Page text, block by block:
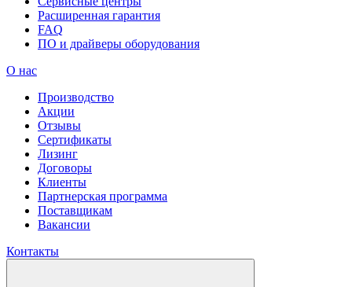
Расширенная гарантия
FAQ
ПО и драйверы оборудования
О нас
Производство
Акции
Отзывы
Сертификаты
Лизинг
Договоры
Клиенты
Партнерская программа
Поставщикам
Вакансии
Контакты